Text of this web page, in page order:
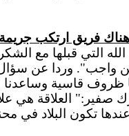
فريق ارتكب
الله التي قبلها مع
واجب". وردا عن سؤال
قاسية وساعدنا
صفير:" العلاقة هي
تكون البلاد في